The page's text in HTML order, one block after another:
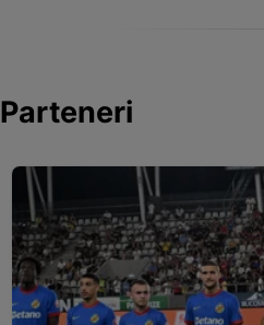
Parteneri